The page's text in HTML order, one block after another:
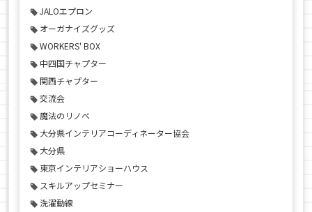
JALOエプロン
オーガナイズグッズ
WORKERS' BOX
中四国チャプター
関西チャプター
交流会
魔法のリノベ
大分県インテリアコーディネーター協会
大分県
東京インテリアショーハウス
スキルアップセミナー
洗濯動線